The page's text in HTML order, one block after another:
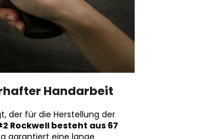
Handarbeit
der für die Herstellung der
Rockwell besteht aus 67